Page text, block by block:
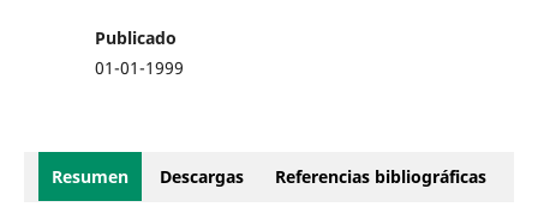
Publicado
01-01-1999
Resumen Descargas Referencias bibliográficas